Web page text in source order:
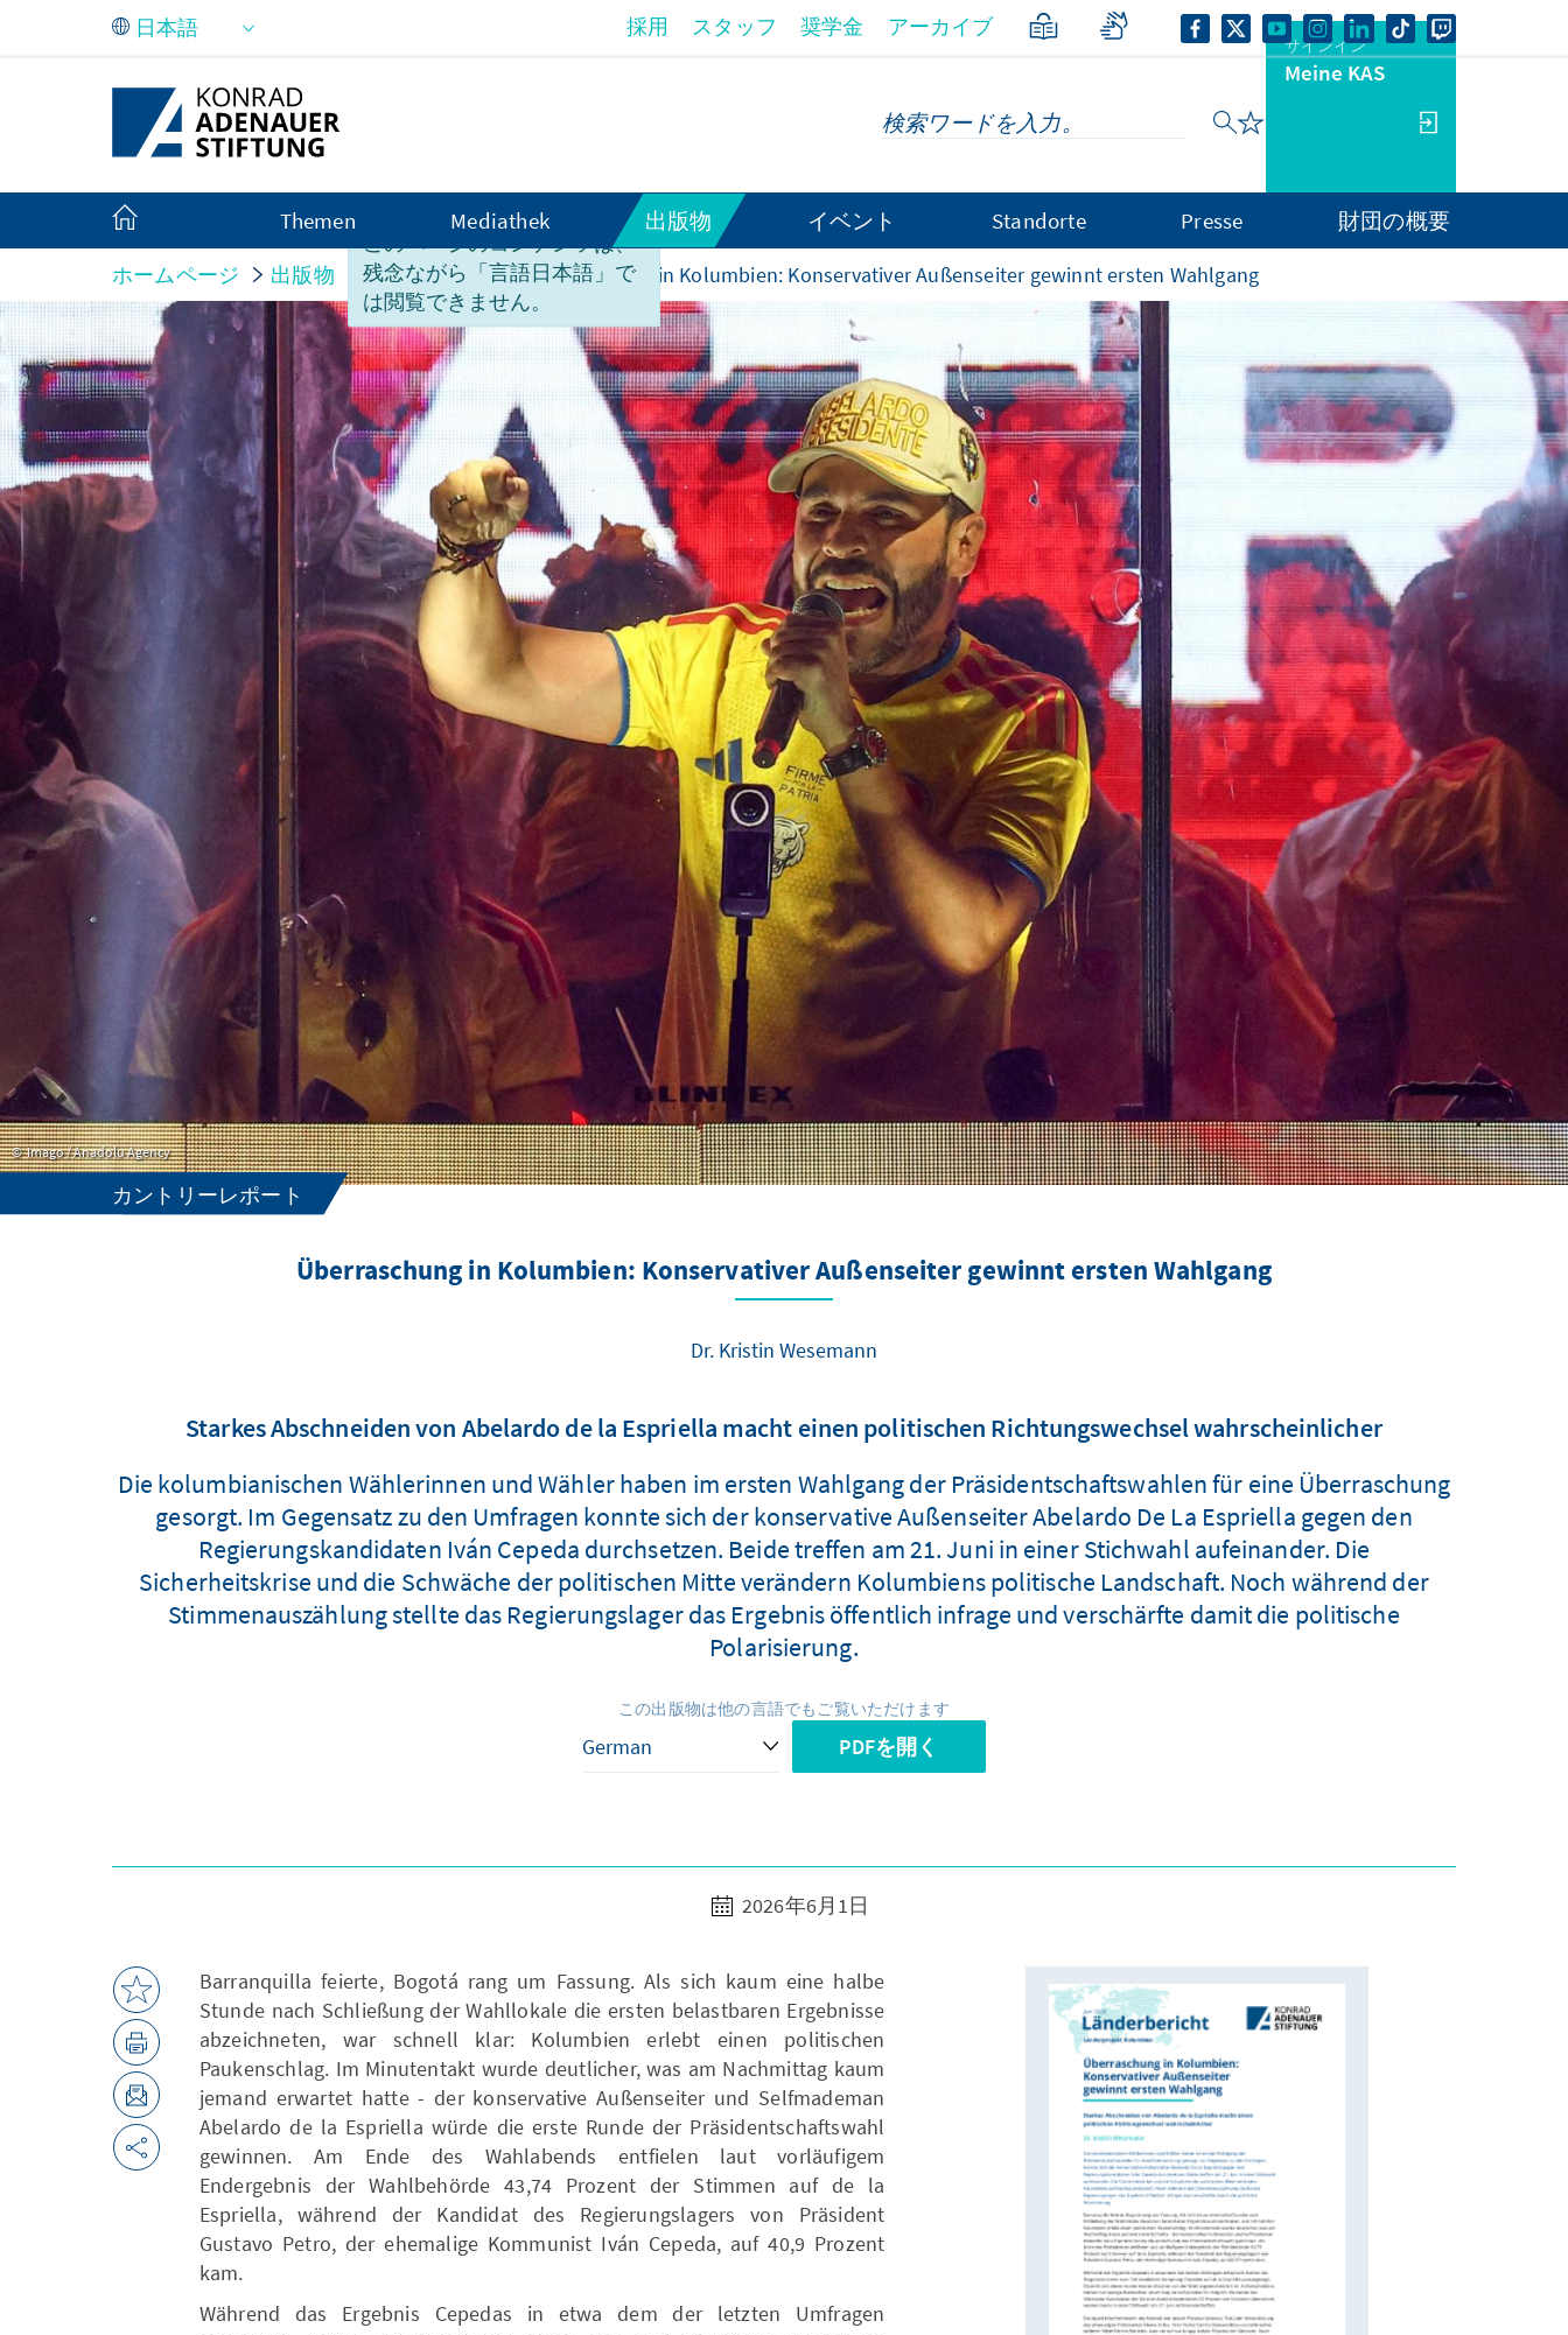
メインコンテンツにスキップ
このページのコンテンツは、
残念ながら「言語日本語」で
は閲覧できません。
採用 スタッフ 奨学金 アーカイブ
サインイン
Meine KAS
Themen Mediathek 出版物 イベント Standorte Presse 財団の概要
ホームページ 出版物 国別リポート Überraschung in Kolumbien: Konservativer Außenseiter gewinnt ersten Wahlgang
Imago / Anadolu Agency
カントリーレポート
Überraschung in Kolumbien: Konservativer Außenseiter gewinnt ersten Wahlgang
Dr. Kristin Wesemann
Starkes Abschneiden von Abelardo de la Espriella macht einen politischen Richtungswechsel wahrscheinlicher
Die kolumbianischen Wählerinnen und Wähler haben im ersten Wahlgang der Präsidentschaftswahlen für eine Überraschung
gesorgt. Im Gegensatz zu den Umfragen konnte sich der konservative Außenseiter Abelardo De La Espriella gegen den
Regierungskandidaten Iván Cepeda durchsetzen. Beide treffen am 21. Juni in einer Stichwahl aufeinander. Die
Sicherheitskrise und die Schwäche der politischen Mitte verändern Kolumbiens politische Landschaft. Noch während der
Stimmenauszählung stellte das Regierungslager das Ergebnis öffentlich infrage und verschärfte damit die politische
Polarisierung.
この出版物は他の言語でもご覧いただけます
PDFを開く
2026年6月1日
Barranquilla feierte, Bogotá rang um Fassung. Als sich kaum eine halbe
Stunde nach Schließung der Wahllokale die ersten belastbaren Ergebnisse
abzeichneten, war schnell klar: Kolumbien erlebt einen politischen
Paukenschlag. Im Minutentakt wurde deutlicher, was am Nachmittag kaum
jemand erwartet hatte - der konservative Außenseiter und Selfmademan
Abelardo de la Espriella würde die erste Runde der Präsidentschaftswahl
gewinnen. Am Ende des Wahlabends entfielen laut vorläufigem
Endergebnis der Wahlbehörde 43,74 Prozent der Stimmen auf de la
Espriella, während der Kandidat des Regierungslagers von Präsident
Gustavo Petro, der ehemalige Kommunist Iván Cepeda, auf 40,9 Prozent
kam.
Während das Ergebnis Cepedas in etwa dem der letzten Umfragen